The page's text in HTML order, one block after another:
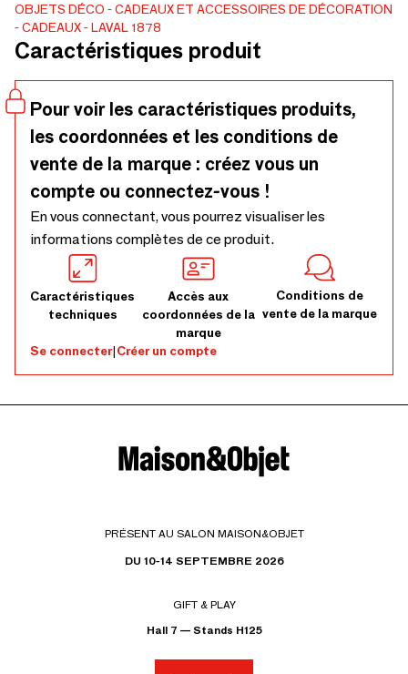
OBJETS DÉCO
CADEAUX ET ACCESSOIRES DE DÉCORATION
CADEAUX
LAVAL 1878
Caractéristiques produit
Pour voir les caractéristiques produits,
les coordonnées et les conditions de
vente de la marque : créez vous un
compte ou connectez-vous !
En vous connectant, vous pourrez visualiser les
informations complètes de ce produit.
Caractéristiques
techniques
Accès aux
coordonnées de la
marque
Conditions de
vente de la marque
Se connecter|Créer un compte
PRÉSENT AU SALON MAISON&OBJET
DU 10-14 SEPTEMBRE 2026
GIFT & PLAY
Hall 7 — Stands H125